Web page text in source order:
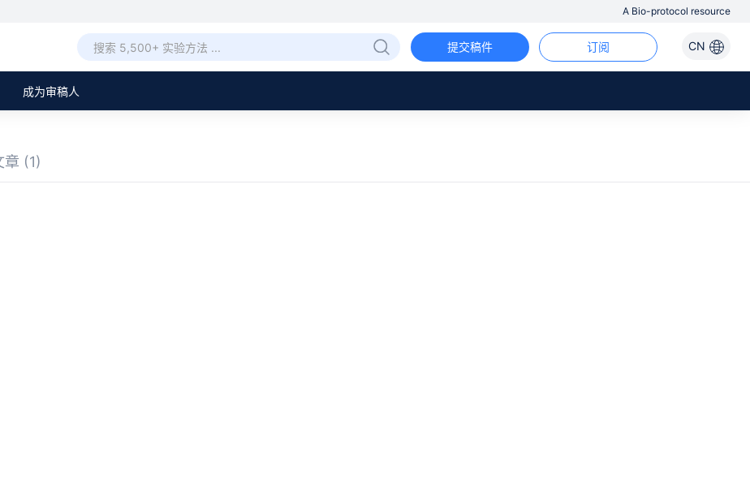
A Bio-protocol resource
CN
订阅
提交稿件
成为审稿人
章 (1)